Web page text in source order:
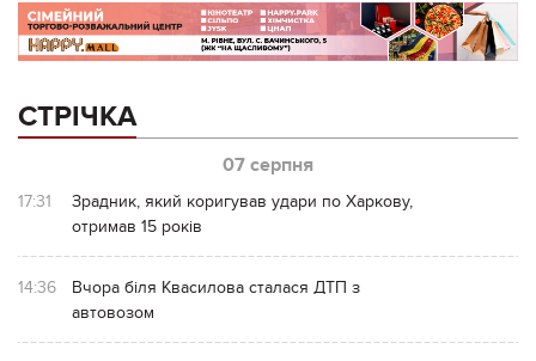
СТРІЧКА
07 серпня
17:31
Зрадник, який коригував удари по Харкову,
отримав 15 років
14:36
Вчора біля Квасилова сталася ДТП з
автовозом